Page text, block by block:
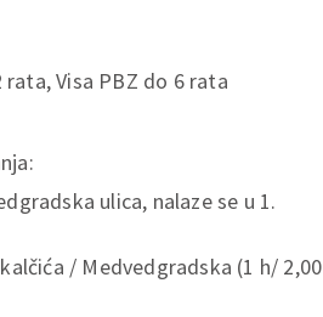
Visa PBZ do 6 rata
ulica, nalaze se u 1.
/ Medvedgradska (1 h/ 2,00